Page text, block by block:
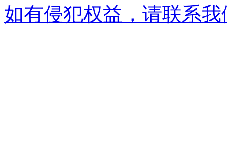
如有侵犯权益，请联系